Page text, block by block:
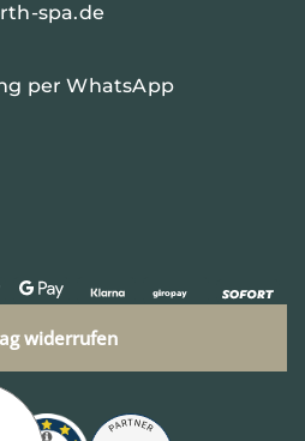
spa.de
per WhatsApp
widerrufen